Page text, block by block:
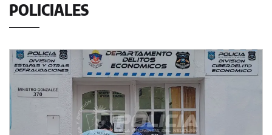
POLICIALES